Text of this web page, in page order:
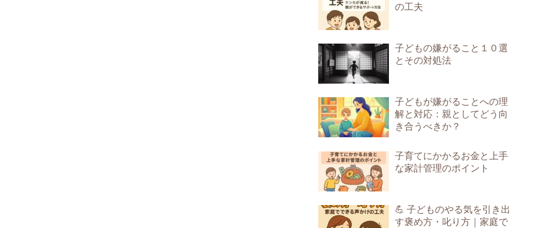
の工夫
子どもの嫌がること１０選
とその対処法
子どもが嫌がることへの理
解と対応：親としてどう向
き合うべきか？
子育てにかかるお金と上手
な家計管理のポイント
💪 子どものやる気を引き出
す褒め方・叱り方｜家庭で